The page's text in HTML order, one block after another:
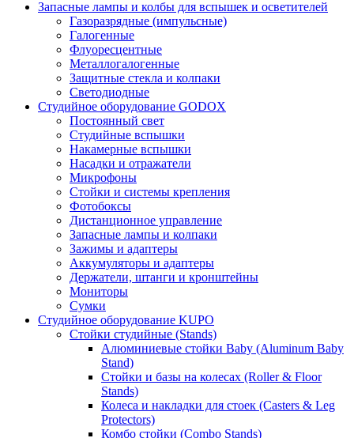
Запасные лампы и колбы для вспышек и осветителей
Газоразрядные (импульсные)
Галогенные
Флуоресцентные
Металлогалогенные
Защитные стекла и колпаки
Светодиодные
Студийное оборудование GODOX
Постоянный свет
Студийные вспышки
Накамерные вспышки
Насадки и отражатели
Микрофоны
Стойки и системы крепления
Фотобоксы
Дистанционное управление
Запасные лампы и колпаки
Зажимы и адаптеры
Аккумуляторы и адаптеры
Держатели, штанги и кронштейны
Мониторы
Сумки
Студийное оборудование KUPO
Стойки студийные (Stands)
Алюминиевые стойки Baby (Aluminum Baby
Stand)
Стойки и базы на колесах (Roller & Floor
Stands)
Колеса и накладки для стоек (Casters & Leg
Protectors)
Комбо стойки (Combo Stands)